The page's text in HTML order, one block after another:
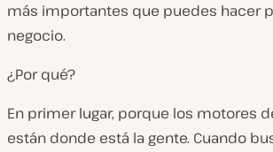
más importantes que puedes hacer
negocio.
¿Por qué?
En primer lugar, porque los motores
están donde está la gente. Cuando